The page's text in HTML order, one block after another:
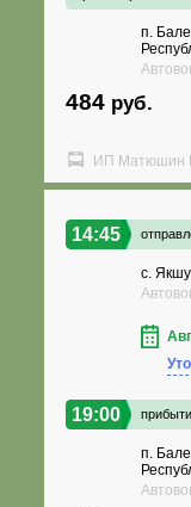
п.
484 руб.
ИП Матюшин
14:45
с.
19:00
п.